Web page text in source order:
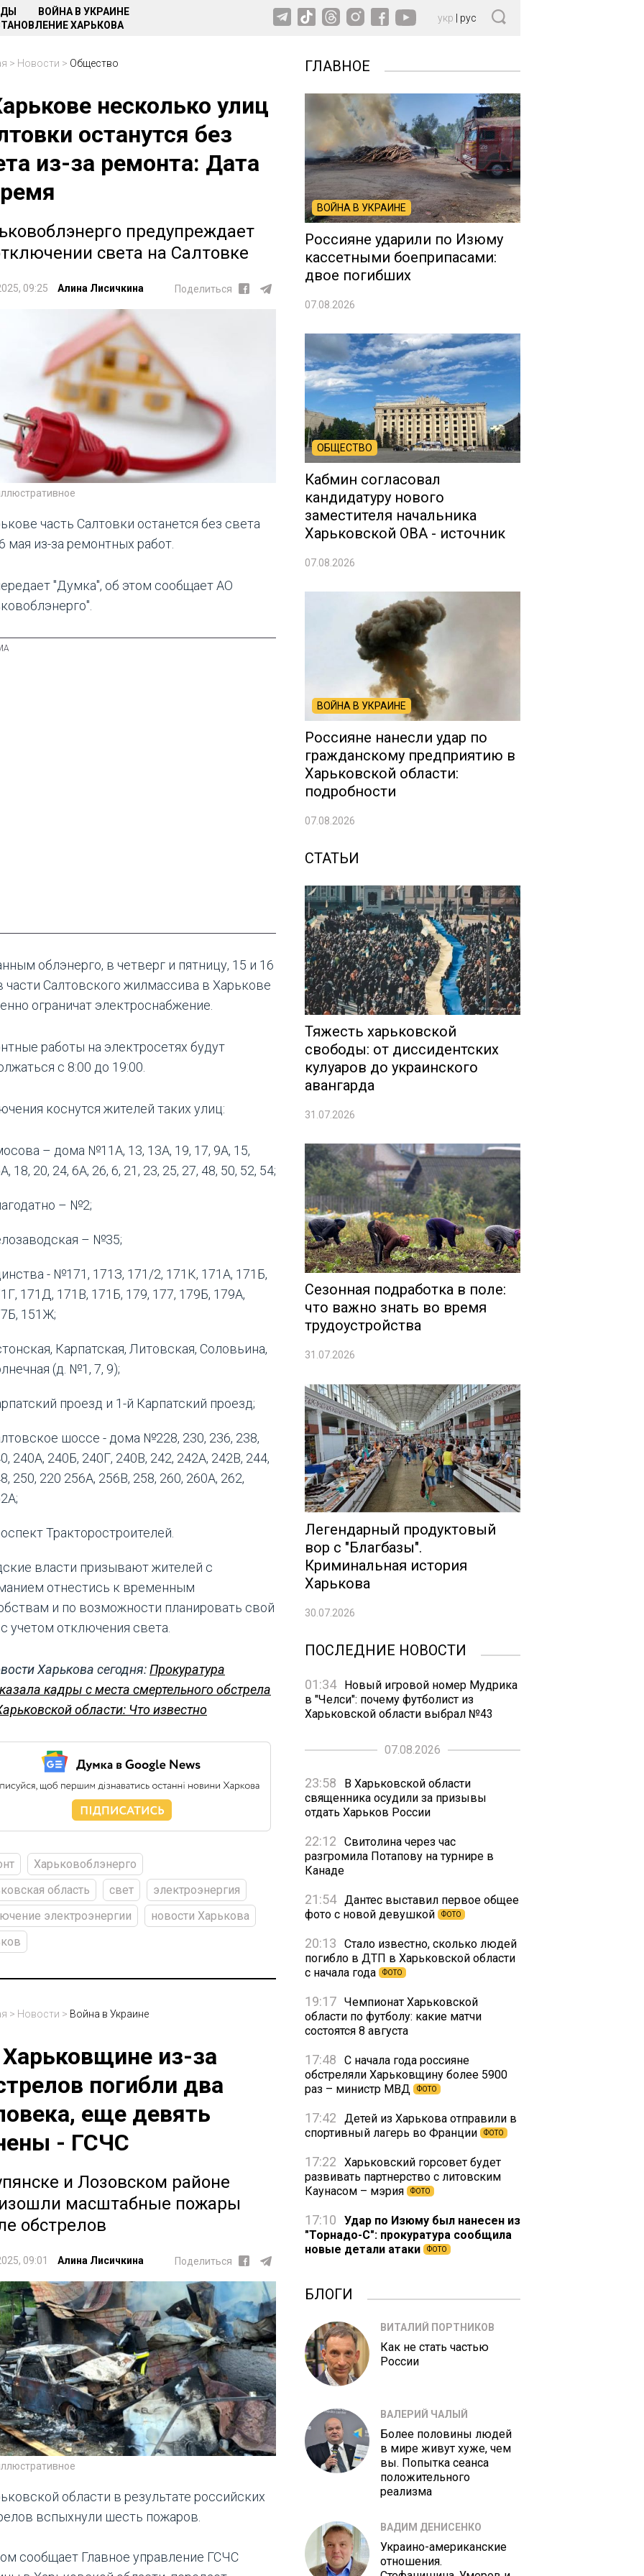
ВОЙНА В УКРАИНЕ
ХАРЬКОВА
укр рус
> Новости > Общество
несколько улиц
останутся без
из-за ремонта: Дата
предупреждает
света на Салтовке
09:25 Алина Лисичкина Поделиться
часть Салтовки останется без света
мая из-за ремонтных работ.
"Думка", об этом сообщает АО
облэнерго, в четверг и пятницу, 15 и 16
части Салтовского жилмассива в Харькове
ограничат электроснабжение.
работы на электросетях будут
с 8:00 до 19:00.
коснутся жителей таких улиц:
– дома №11А, 13, 13А, 19, 17, 9А, 15,
18, 20, 24, 6А, 26, 6, 21, 23, 25, 27, 48, 50, 52, 54;
– №2;
– №35;
- №171, 171З, 171/2, 171К, 171А, 171Б,
171Д, 171В, 171Б, 179, 177, 179Б, 179А,
151Ж;
Карпатская, Литовская, Соловьина,
(д. №1, 7, 9);
проезд и 1-й Карпатский проезд;
шоссе - дома №228, 230, 236, 238,
240А, 240Б, 240Г, 240В, 242, 242А, 242В, 244,
250, 220 256А, 256В, 258, 260, 260А, 262,
Тракторостроителей.
власти призывают жителей с
отнестись к временным
и по возможности планировать свой
учетом отключения света.
Харькова сегодня:Прокуратура
кадры с места смертельного обстрела
области: Что известно
Харьковоблэнерго
область
свет
электроэнергия
электроэнергии
новости Харькова
> Новости > Война в Украине
из-за
погибли два
еще девять
- ГСЧС
и Лозовском районе
масштабные пожары
обстрелов
09:01 Алина Лисичкина Поделиться
области в результате российских
вспыхнули шесть пожаров.
сообщает Главное управление ГСЧС
ГЛАВНОЕ
ВОЙНА В УКРАИНЕ
Россияне ударили по Изюму
кассетными боеприпасами:
двое погибших
07.08.2026
ОБЩЕСТВО
Кабмин согласовал
кандидатуру нового
заместителя начальника
Харьковской ОВА - источник
07.08.2026
ВОЙНА В УКРАИНЕ
Россияне нанесли удар по
гражданскому предприятию в
Харьковской области:
подробности
07.08.2026
СТАТЬИ
Тяжесть харьковской
свободы: от диссидентских
кулуаров до украинского
авангарда
31.07.2026
Сезонная подработка в поле:
что важно знать во время
трудоустройства
31.07.2026
Легендарный продуктовый
вор с "Благбазы".
Криминальная история
Харькова
30.07.2026
ПОСЛЕДНИЕ НОВОСТИ
01:34
Новый игровой номер Мудрика
в "Челси": почему футболист из
Харьковской области выбрал №43
07.08.2026
23:58
В Харьковской области
священника осудили за призывы
отдать Харьков России
22:12
Свитолина через час
разгромила Потапову на турнире в
Канаде
21:54 Дантес выставил первое общее
фото с новой девушкой
ФОТО
20:13
Стало известно, сколько людей
погибло в ДТП в Харьковской области
с начала года
ФОТО
19:17 Чемпионат Харьковской
области по футболу: какие матчи
состоятся 8 августа
17:48
С начала года россияне
обстреляли Харьковщину более 5900
раз – министр МВД
ФОТО
17:42
Детей из Харькова отправили в
спортивный лагерь во Франции
ФОТО
17:22
Харьковский горсовет будет
развивать партнерство с литовским
Каунасом – мэрия
ФОТО
17:10
Удар по Изюму был нанесен из
"Торнадо-С": прокуратура сообщила
новые детали атаки
ФОТО
БЛОГИ
ВИТАЛИЙ ПОРТНИКОВ
Как не стать частью
России
ВАЛЕРИЙ ЧАЛЫЙ
Более половины людей
в мире живут хуже, чем
вы. Попытка сеанса
положительного
реализма
ВАДИМ ДЕНИСЕНКО
Украино-американские
отношения.